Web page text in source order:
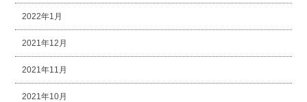
2022年1月
2021年12月
2021年11月
2021年10月